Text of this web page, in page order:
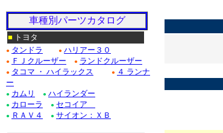
車種別パーツカタログ
■ トヨタ
● タンドラ ● ハリアー３０
● ＦＪクルーザー ● ランドクルーザー
● タコマ ・ ハイラックス ●
４ ランナ
ー
● カムリ ● ハイランダー
● カローラ ● セコイア
● ＲＡＶ４ ● サイオン：ＸＢ